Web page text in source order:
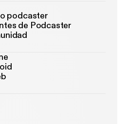
podcaster
de Podcaster